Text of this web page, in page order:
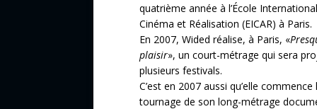
quatrième année à l’École
Cinéma et Réalisation (EICAR) à Paris.
En 2007, Wided réalise, à Paris, «
plaisir», un court-métrage qui sera
plusieurs festivals.
C’est en 2007 aussi qu’elle commence
tournage de son long-métrage